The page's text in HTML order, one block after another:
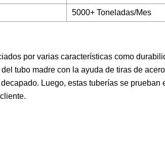
5000+ Toneladas/Mes
por varias características como
tubo madre con la ayuda de tiras de
Luego, estas tuberías se